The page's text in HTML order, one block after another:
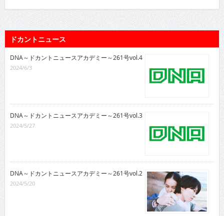
ドカントニュース
DNA～ドカントニュースアカデミー～261号vol.4
2024/6/3
DNA～ドカントニュースアカデミー～261号vol.3
2024/5/27
DNA～ドカントニュースアカデミー～261号vol.2
2024/5/20